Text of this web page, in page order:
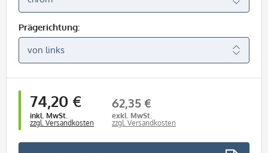
Prägerichtung:
74,20 €
inkl. MwSt.
zzgl. Versandkosten
62,35 €
exkl. MwSt.
zzgl. Versandkosten